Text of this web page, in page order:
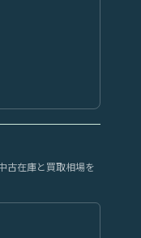
古在庫と買取相場を